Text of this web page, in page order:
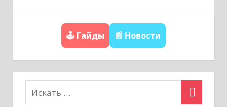
🕹️ Гайды 📰 Новости